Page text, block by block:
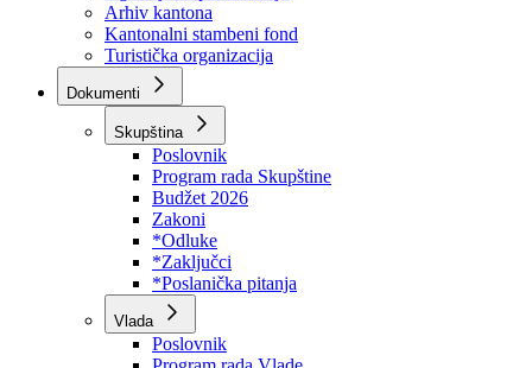
BPK šume
RTV BPK
Agencija za privatizaciju
Arhiv kantona
Kantonalni stambeni fond
Turistička organizacija
Dokumenti
Skupština
Poslovnik
Program rada Skupštine
Budžet 2026
Zakoni
*Odluke
*Zaključci
*Poslanička pitanja